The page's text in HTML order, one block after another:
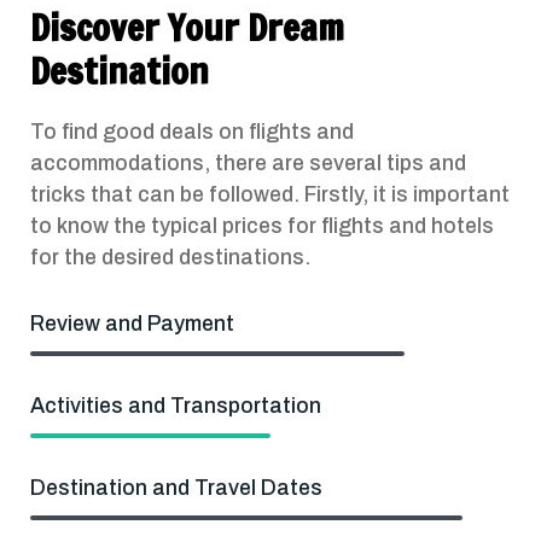
Discover Your Dream
Destination
To find good deals on flights and
accommodations, there are several tips and
tricks that can be followed. Firstly, it is important
to know the typical prices for flights and hotels
for the desired destinations.
Review and Payment
Activities and Transportation
Destination and Travel Dates